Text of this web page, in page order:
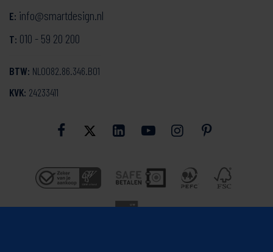
E: info@smartdesign.nl
T: 010 - 59 20 200
BTW: NL0082.86.346.B01
KVK: 24233411